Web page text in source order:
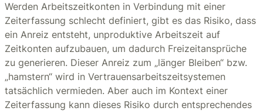
Werden Arbeitszeitkonten in Verbindung mit einer
Zeiterfassung schlecht definiert, gibt es das Risiko, dass
ein Anreiz entsteht, unproduktive Arbeitszeit auf
Zeitkonten aufzubauen, um dadurch Freizeitansprüche
zu generieren. Dieser Anreiz zum „länger Bleiben“ bzw.
„hamstern“ wird in Vertrauensarbeitszeitsystemen
tatsächlich vermieden. Aber auch im Kontext einer
Zeiterfassung kann dieses Risiko durch entsprechendes